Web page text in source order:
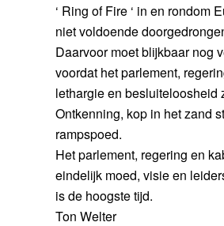
‘ Ring of Fire ‘ in en rondom
niet voldoende
Daarvoor moet blijkbaar nog
voordat het parlement,
lethargie en besluiteloosheid
Ontkenning, kop in het zand
rampspoed.
Het parlement, regering en
eindelijk moed, visie en
is de hoogste tijd.
Ton Welter